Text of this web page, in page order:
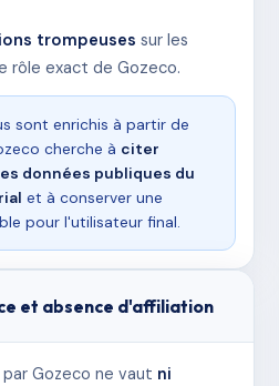
trompeuses sur les
rôle exact de Gozeco.
sont enrichis à partir de
cherche à citer
données publiques du
et à conserver une
pour l'utilisateur final.
et absence d'affiliation
Gozeco ne vaut ni